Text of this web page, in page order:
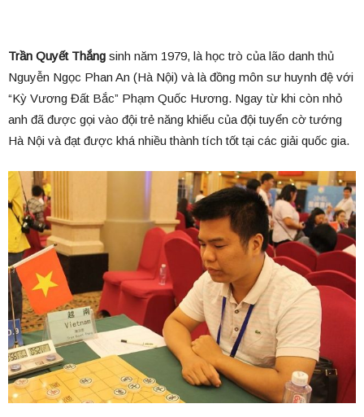
Trần Quyết Thắng sinh năm 1979, là học trò của lão danh thủ
Nguyễn Ngọc Phan An (Hà Nội) và là đồng môn sư huynh đệ với
“Kỳ Vương Đất Bắc” Phạm Quốc Hương. Ngay từ khi còn nhỏ
anh đã được gọi vào đội trẻ năng khiếu của đội tuyển cờ tướng
Hà Nội và đạt được khá nhiều thành tích tốt tại các giải quốc gia.